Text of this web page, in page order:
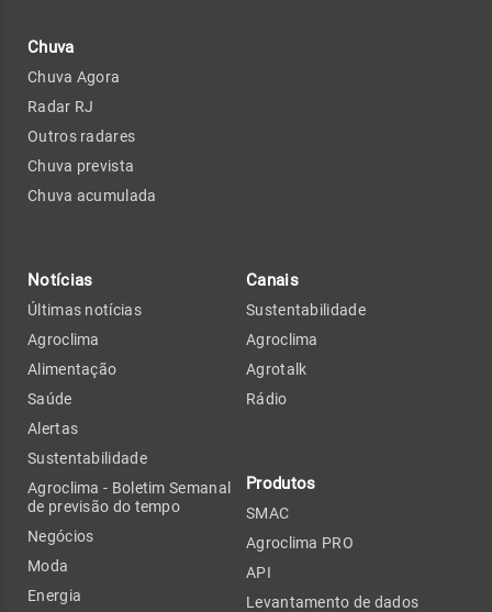
Chuva
Chuva Agora
Radar RJ
Outros radares
Chuva prevista
Chuva acumulada
Notícias
Últimas notícias
Agroclima
Alimentação
Saúde
Alertas
Sustentabilidade
Agroclima - Boletim Semanal
de previsão do tempo
Negócios
Moda
Energia
Canais
Sustentabilidade
Agroclima
Agrotalk
Rádio
Produtos
SMAC
Agroclima PRO
API
Levantamento de dados